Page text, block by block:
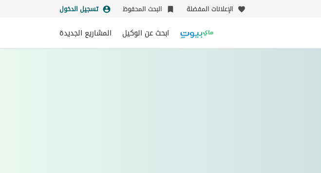
الإعلانات المفضلة البحث المحفوظ تسجيل الدخول
ابحث عن الوكيل المشاريع الجديدة